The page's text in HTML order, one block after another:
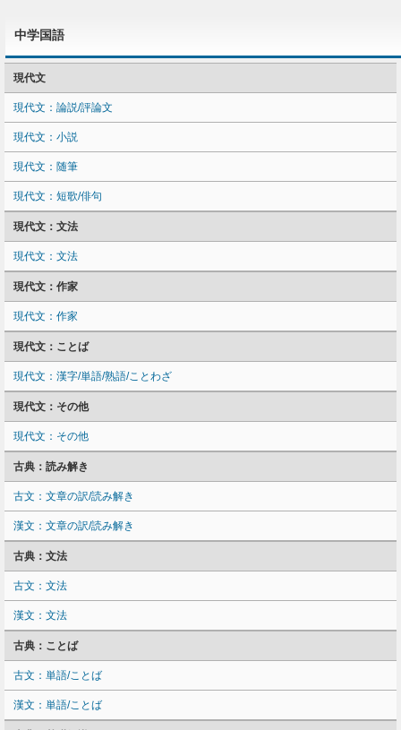
中学国語
現代文
現代文：論説/評論文
現代文：小説
現代文：随筆
現代文：短歌/俳句
現代文：文法
現代文：文法
現代文：作家
現代文：作家
現代文：ことば
現代文：漢字/単語/熟語/ことわざ
現代文：その他
現代文：その他
古典：読み解き
古文：文章の訳/読み解き
漢文：文章の訳/読み解き
古典：文法
古文：文法
漢文：文法
古典：ことば
古文：単語/ことば
漢文：単語/ことば